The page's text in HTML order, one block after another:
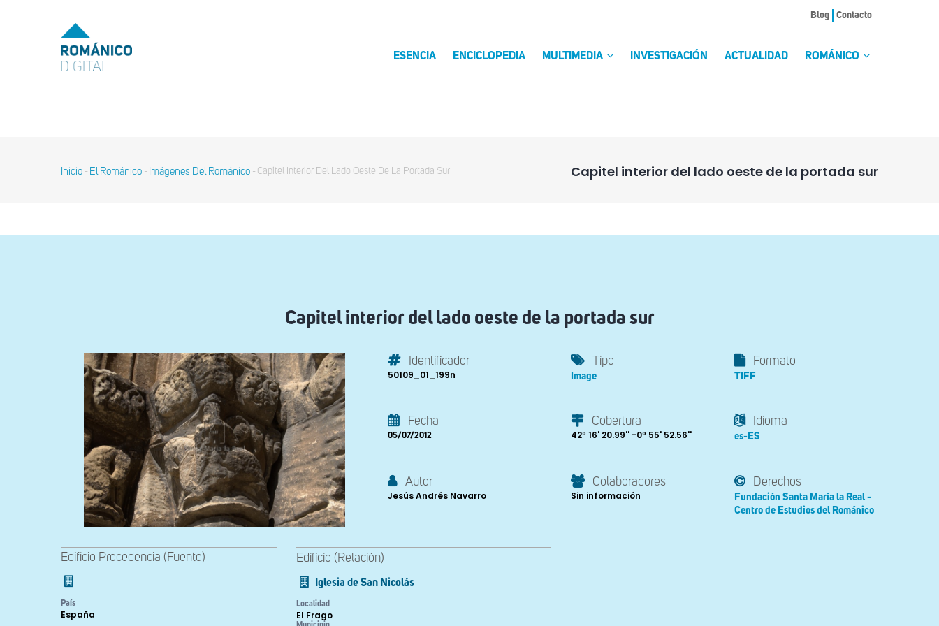
MENU
TOP
Blog Contacto
ESENCIA ENCICLOPEDIA MULTIMEDIA INVESTIGACIÓN ACTUALIDAD ROMÁNICO
Capitel interior del lado oeste de la portada sur
Sobrescribir
Inicio - El Románico - Imágenes Del Románico - Capitel Interior Del Lado Oeste De La Portada Sur
Capitel interior del lado oeste de la portada sur
Identificador
50109_01_199n
Tipo
Image
Formato
TIFF
Fecha
05/07/2012
Cobertura
42º 16' 20.99'' -0º 55' 52.56''
Idioma
es-ES
Autor
Jesús Andrés Navarro
Colaboradores
Sin información
Derechos
Fundación Santa María la Real -
Centro de Estudios del Románico
Edificio Procedencia (Fuente)
País
España
Edificio (Relación)
Iglesia de San Nicolás
Localidad
El Frago